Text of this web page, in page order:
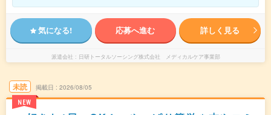
気になる! 応募へ進む 詳しく見る
派遣会社 日研トータルソーシング株式会社 メディカルケア事業部
未読
NEW
掲載日 2026/08/05